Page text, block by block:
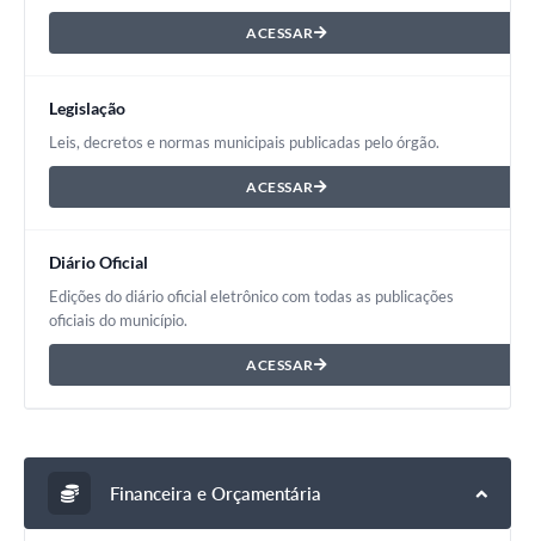
PLANO MUNICIPAL DE ASSISTÊNCIA SOCIAL
Galeria de Vídeos
Legislação
Links
Banco do Povo Paulista
Nota Fiscal Eletrônica
Compras Web
ACESSAR
Legislação
Leis, decretos e normas municipais publicadas pelo órgão.
ACESSAR
Diário Oficial
Edições do diário oficial eletrônico com todas as publicações
oficiais do município.
ACESSAR
Financeira e Orçamentária